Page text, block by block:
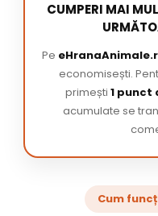
CUMPERI MAI
Pe
economisești.
primești 1
acumulate se
Cum